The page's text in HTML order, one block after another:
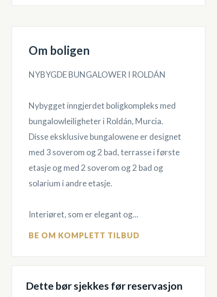
Om boligen
NYBYGDE BUNGALOWER I ROLDÁN
Nybygget inngjerdet boligkompleks med
bungalowleiligheter i Roldán, Murcia.
Disse eksklusive bungalowene er designet
med 3 soverom og 2 bad, terrasse i første
etasje og med 2 soverom og 2 bad og
solarium i andre etasje.
Interiøret, som er elegant og...
BE OM KOMPLETT TILBUD
Dette bør sjekkes før reservasjon